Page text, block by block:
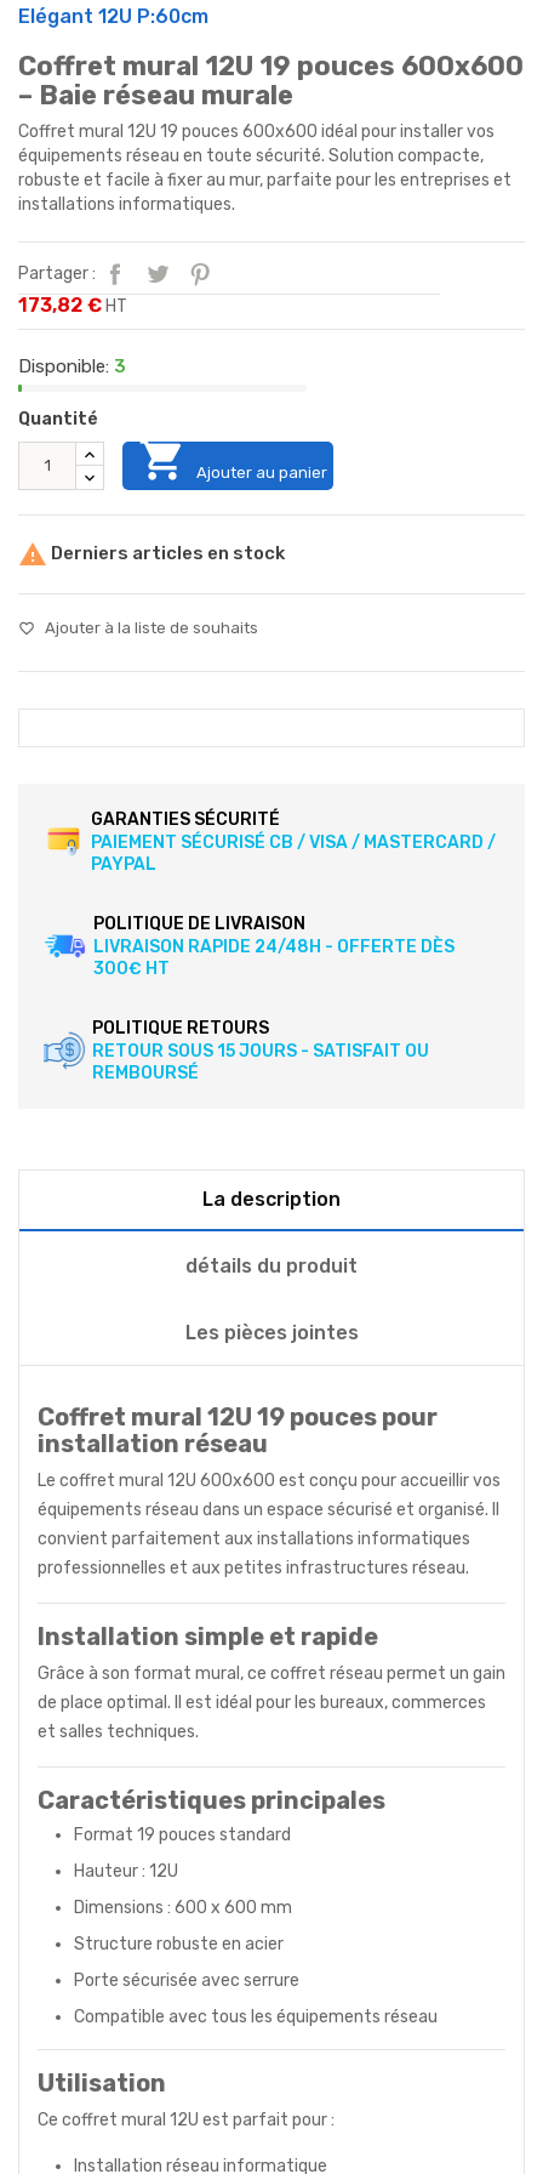
Elégant 12U P:60cm
Coffret mural 12U 19 pouces 600x600
– Baie réseau murale
Coffret mural 12U 19 pouces 600x600 idéal pour installer vos
équipements réseau en toute sécurité. Solution compacte,
robuste et facile à fixer au mur, parfaite pour les entreprises et
installations informatiques.
Partager :
173,82 € HT
Disponible: 3
Quantité
 Ajouter au panier
 Derniers articles en stock
favorite_border Ajouter à la liste de souhaits
GARANTIES SÉCURITÉ
PAIEMENT SÉCURISÉ CB / VISA / MASTERCARD /
PAYPAL
POLITIQUE DE LIVRAISON
LIVRAISON RAPIDE 24/48H - OFFERTE DÈS
300€ HT
POLITIQUE RETOURS
RETOUR SOUS 15 JOURS - SATISFAIT OU
REMBOURSÉ
La description
détails du produit
Les pièces jointes
Coffret mural 12U 19 pouces pour
installation réseau
Le coffret mural 12U 600x600 est conçu pour accueillir vos
équipements réseau dans un espace sécurisé et organisé. Il
convient parfaitement aux installations informatiques
professionnelles et aux petites infrastructures réseau.
Installation simple et rapide
Grâce à son format mural, ce coffret réseau permet un gain
de place optimal. Il est idéal pour les bureaux, commerces
et salles techniques.
Caractéristiques principales
Format 19 pouces standard
Hauteur : 12U
Dimensions : 600 x 600 mm
Structure robuste en acier
Porte sécurisée avec serrure
Compatible avec tous les équipements réseau
Utilisation
Ce coffret mural 12U est parfait pour :
Installation réseau informatique